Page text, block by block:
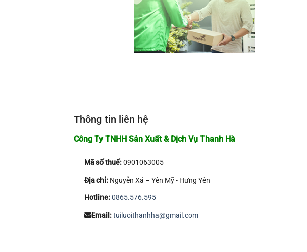
Thông tin liên hệ
Công Ty TNHH Sản Xuất & Dịch Vụ Thanh Hà
Mã số thuế:0901063005
Địa chỉ:Nguyễn Xá – Yên Mỹ - Hưng Yên
Hotline:0865.576.595
Email:tuiluoithanhha@gmail.com